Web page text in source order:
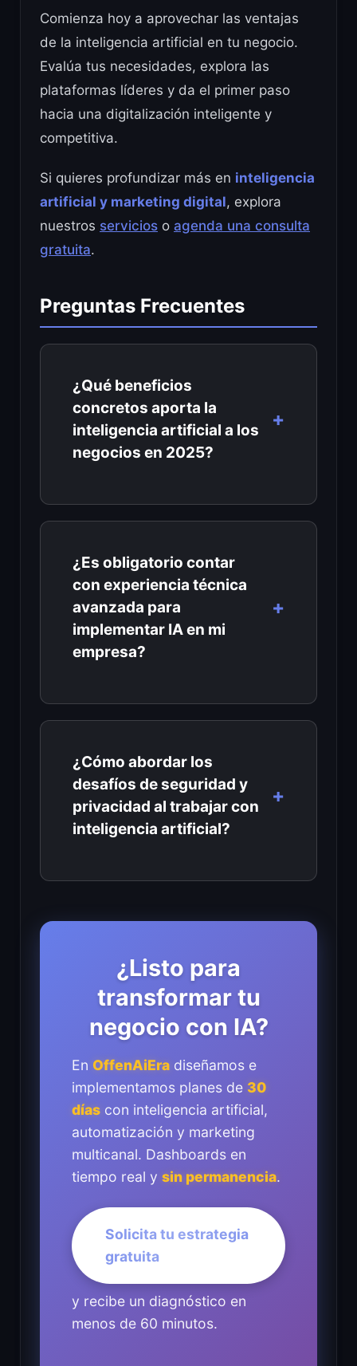
Comienza hoy a aprovechar las ventajas
de la inteligencia artificial en tu negocio.
Evalúa tus necesidades, explora las
plataformas líderes y da el primer paso
hacia una digitalización inteligente y
competitiva.
Si quieres profundizar más en inteligencia
artificial y marketing digital, explora
nuestros servicios o agenda una consulta
gratuita.
Preguntas Frecuentes
¿Qué beneficios
concretos aporta la
inteligencia artificial a los
negocios en 2025?
¿Es obligatorio contar
con experiencia técnica
avanzada para
implementar IA en mi
empresa?
¿Cómo abordar los
desafíos de seguridad y
privacidad al trabajar con
inteligencia artificial?
¿Listo para
transformar tu
negocio con IA?
En OffenAiEra diseñamos e
implementamos planes de 30
días con inteligencia artificial,
automatización y marketing
multicanal. Dashboards en
tiempo real y sin permanencia.
Solicita tu estrategia
gratuita
y recibe un diagnóstico en
menos de 60 minutos.